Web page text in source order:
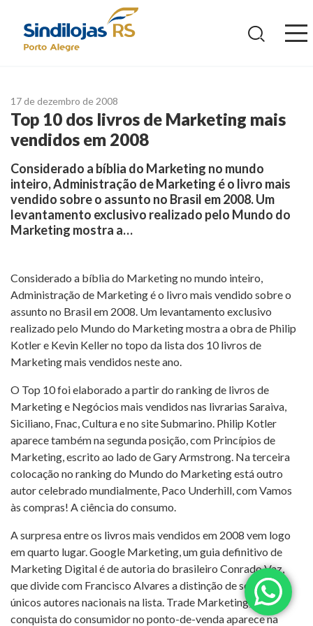
17 de dezembro de 2008
Top 10 dos livros de Marketing mais
vendidos em 2008
Considerado a bíblia do Marketing no mundo
inteiro, Administração de Marketing é o livro mais
vendido sobre o assunto no Brasil em 2008. Um
levantamento exclusivo realizado pelo Mundo do
Marketing mostra a…
Considerado a bíblia do Marketing no mundo inteiro,
Administração de Marketing é o livro mais vendido sobre o
assunto no Brasil em 2008. Um levantamento exclusivo
realizado pelo Mundo do Marketing mostra a obra de Philip
Kotler e Kevin Keller no topo da lista dos 10 livros de
Marketing mais vendidos neste ano.
O Top 10 foi elaborado a partir do ranking de livros de
Marketing e Negócios mais vendidos nas livrarias Saraiva,
Siciliano, Fnac, Cultura e no site Submarino. Philip Kotler
aparece também na segunda posição, com Princípios de
Marketing, escrito ao lado de Gary Armstrong. Na terceira
colocação no ranking do Mundo do Marketing está outro
autor celebrado mundialmente, Paco Underhill, com Vamos
às compras! A ciência do consumo.
A surpresa entre os livros mais vendidos em 2008 vem logo
em quarto lugar. Google Marketing, um guia definitivo de
Marketing Digital é de autoria do brasileiro Conrado Vaz,
que divide com Francisco Alvares a distinção de serem os
únicos autores nacionais na lista. Trade Marketing, a
conquista do consumidor no ponto-de-venda aparece na